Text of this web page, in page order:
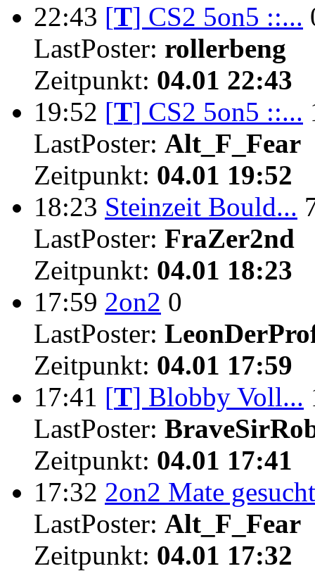
22:43 [T] CS2 5on5 ::...
LastPoster: rollerbeng
Zeitpunkt: 04.01 22:43
19:52 [T] CS2 5on5 ::...
LastPoster: Alt_F_Fear
Zeitpunkt: 04.01 19:52
18:23 Steinzeit Bould...
LastPoster: FraZer2nd
Zeitpunkt: 04.01 18:23
17:59 2on2 0
LastPoster:
Zeitpunkt: 04.01 17:59
17:41 [T] Blobby Voll...
LastPoster:
Zeitpunkt: 04.01 17:41
17:32 2on2 Mate gesucht
LastPoster: Alt_F_Fear
Zeitpunkt: 04.01 17:32